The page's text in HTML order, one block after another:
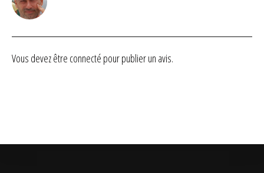
Vous devez être connecté pour publier un avis.